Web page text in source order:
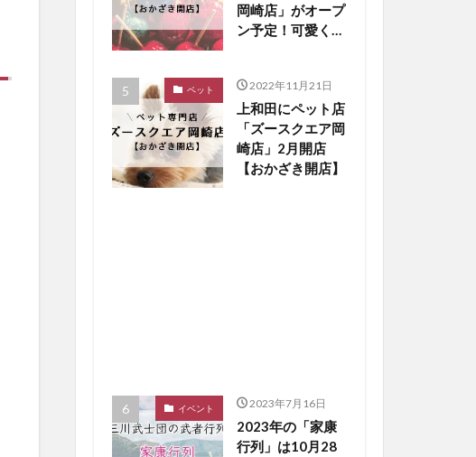
岡崎店」がオープ
ン予定！可愛くパ
店】
ペット 2022年11月21日
上和田にペット店
「ズースクエア岡
崎店」2月開店
【おかざき開店】
イベント 2023年7月16日
2023年の「家康
行列」は10月28